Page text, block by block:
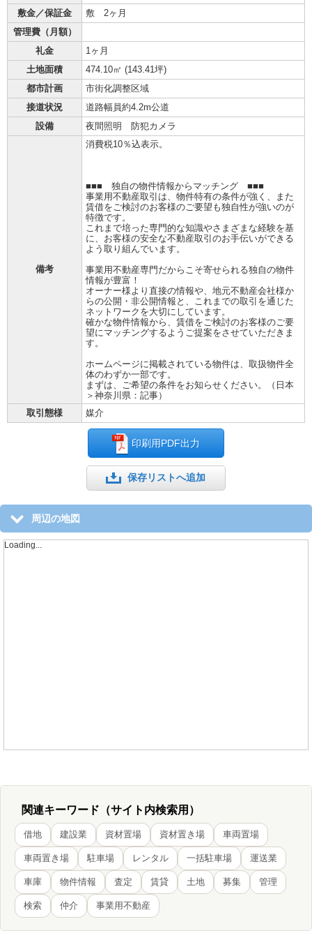
敷金／保証金
敷 2ヶ月
管理費（月額）
礼金
1ヶ月
土地面積
474.10㎡ (143.41坪)
都市計画
市街化調整区域
接道状況
道路幅員約4.2m公道
設備
夜間照明 防犯カメラ
備考
消費税10％込表示。
■■■ 独自の物件情報からマッチング ■■■
事業用不動産取引は、物件特有の条件が強く、また
賃借をご検討のお客様のご要望も独自性が強いのが
特徴です。
これまで培った専門的な知識やさまざまな経験を基
に、お客様の安全な不動産取引のお手伝いができる
よう取り組んでいます。
事業用不動産専門だからこそ寄せられる独自の物件
情報が豊富！
オーナー様より直接の情報や、地元不動産会社様か
らの公開・非公開情報と、これまでの取引を通じた
ネットワークを大切にしています。
確かな物件情報から、賃借をご検討のお客様のご要
望にマッチングするようご提案をさせていただきま
す。
ホームページに掲載されている物件は、取扱物件全
体のわずか一部です。
まずは、ご希望の条件をお知らせください。（日本
＞神奈川県：記事）
取引態様
媒介
印刷用PDF出力
保存リストへ追加
周辺の地図
Loading...
関連キーワード（サイト内検索用）
借地 建設業 資材置場 資材置き場 車両置場
車両置き場 駐車場 レンタル 一括駐車場 運送業
車庫 物件情報 査定 賃貸 土地 募集 管理
検索 仲介 事業用不動産